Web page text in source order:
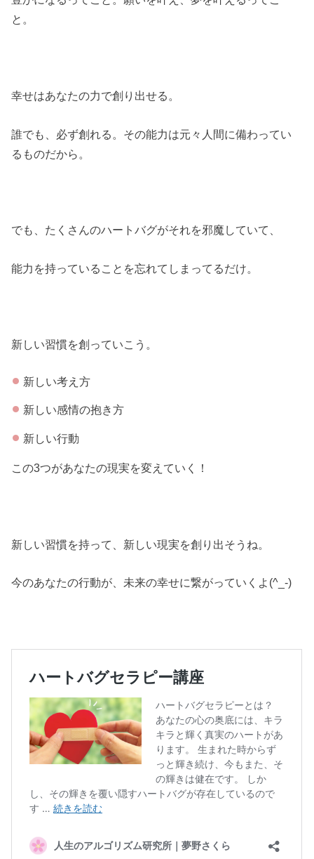
と。
幸せはあなたの力で創り出せる。
誰でも、必ず創れる。その能力は元々人間に備わってい
るものだから。
でも、たくさんのハートバグがそれを邪魔していて、
能力を持っていることを忘れてしまってるだけ。
新しい習慣を創っていこう。
新しい考え方
新しい感情の抱き方
新しい行動
この3つがあなたの現実を変えていく！
新しい習慣を持って、新しい現実を創り出そうね。
今のあなたの行動が、未来の幸せに繋がっていくよ(^_-)